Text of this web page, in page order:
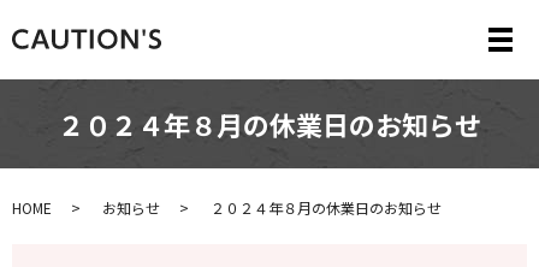
メ
２０２４年８月の休業日のお知らせ
HOME お知らせ ２０２４年８月の休業日のお知らせ